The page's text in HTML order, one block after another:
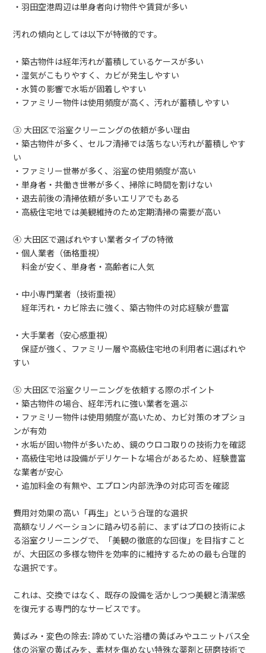
・羽田空港周辺は単身者向け物件や賃貸が多い
汚れの傾向としては以下が特徴的です。
・築古物件は経年汚れが蓄積しているケースが多い
・湿気がこもりやすく、カビが発生しやすい
・水質の影響で水垢が固着しやすい
・ファミリー物件は使用頻度が高く、汚れが蓄積しやすい
③ 大田区で浴室クリーニングの依頼が多い理由
・築古物件が多く、セルフ清掃では落ちない汚れが蓄積しやす
い
・ファミリー世帯が多く、浴室の使用頻度が高い
・単身者・共働き世帯が多く、掃除に時間を割けない
・退去前後の清掃依頼が多いエリアでもある
・高級住宅地では美観維持のため定期清掃の需要が高い
④ 大田区で選ばれやすい業者タイプの特徴
・個人業者（価格重視）
料金が安く、単身者・高齢者に人気
・中小専門業者（技術重視）
経年汚れ・カビ除去に強く、築古物件の対応経験が豊富
・大手業者（安心感重視）
保証が強く、ファミリー層や高級住宅地の利用者に選ばれや
すい
⑤ 大田区で浴室クリーニングを依頼する際のポイント
・築古物件の場合、経年汚れに強い業者を選ぶ
・ファミリー物件は使用頻度が高いため、カビ対策のオプショ
ンが有効
・水垢が固い物件が多いため、鏡のウロコ取りの技術力を確認
・高級住宅地は設備がデリケートな場合があるため、経験豊富
な業者が安心
・追加料金の有無や、エプロン内部洗浄の対応可否を確認
費用対効果の高い「再生」という合理的な選択
高額なリノベーションに踏み切る前に、まずはプロの技術によ
る浴室クリーニングで、「美観の徹底的な回復」を目指すこと
が、大田区の多様な物件を効率的に維持するための最も合理的
な選択です。
これは、交換ではなく、既存の設備を活かしつつ美観と清潔感
を復元する専門的なサービスです。
黄ばみ・変色の除去: 諦めていた浴槽の黄ばみやユニットバス全
体の浴室の黄ばみを、素材を傷めない特殊な薬剤と研磨技術で